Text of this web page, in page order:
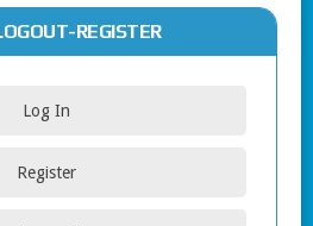
REGISTER
Log In
Register